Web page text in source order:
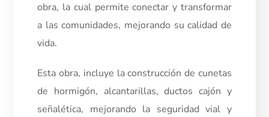
obra, la cual permite conectar y transformar
a las comunidades, mejorando su calidad de
vida.
Esta obra, incluye la construcción de cunetas
de hormigón, alcantarillas, ductos cajón y
señalética, mejorando la seguridad vial y